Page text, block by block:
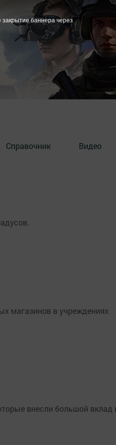
Справочник Видео
магазинов в учреждениях
внесли большой вклад
закрытие баннера через